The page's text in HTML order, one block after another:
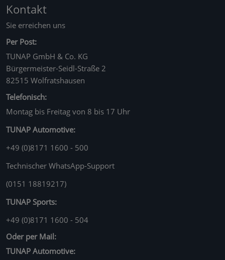
Kontakt
Sie erreichen uns
Per Post:
TUNAP GmbH & Co. KG
Bürgermeister-Seidl-Straße 2
82515 Wolfratshausen
Telefonisch:
Montag bis Freitag von 8 bis 17 Uhr
TUNAP Automotive:
+49 (0)8171 1600 - 500
Technischer WhatsApp-Support
(0151 18819217)
TUNAP Sports:
+49 (0)8171 1600 - 504
Oder per Mail:
TUNAP Automotive: